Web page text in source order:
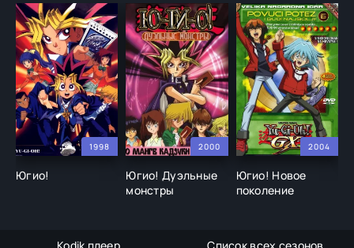
1998
Югио!
2000
Югио! Дуэльные
монстры
2004
Югио! Новое
поколение